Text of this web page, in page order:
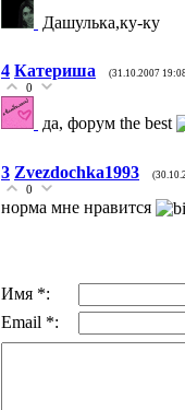
Дашулька,ку-ку
4 Катериша (31.10.2007
0
да, форум the best
3 Zvezdochka1993
0
норма мне нравится
Имя *:
Email *: